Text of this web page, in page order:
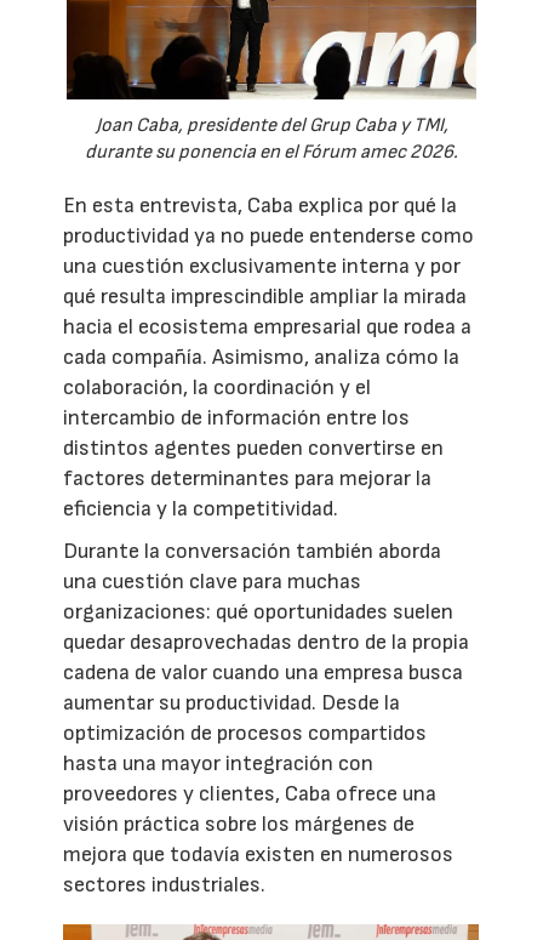
Joan Caba, presidente del Grup Caba y TMI,
durante su ponencia en el Fórum amec 2026.
En esta entrevista, Caba explica por qué la
productividad ya no puede entenderse como
una cuestión exclusivamente interna y por
qué resulta imprescindible ampliar la mirada
hacia el ecosistema empresarial que rodea a
cada compañía. Asimismo, analiza cómo la
colaboración, la coordinación y el
intercambio de información entre los
distintos agentes pueden convertirse en
factores determinantes para mejorar la
eficiencia y la competitividad.
Durante la conversación también aborda
una cuestión clave para muchas
organizaciones: qué oportunidades suelen
quedar desaprovechadas dentro de la propia
cadena de valor cuando una empresa busca
aumentar su productividad. Desde la
optimización de procesos compartidos
hasta una mayor integración con
proveedores y clientes, Caba ofrece una
visión práctica sobre los márgenes de
mejora que todavía existen en numerosos
sectores industriales.